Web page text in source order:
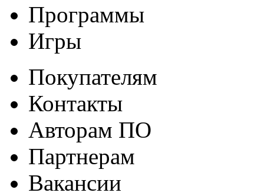
Программы
Игры
Покупателям
Контакты
Авторам ПО
Партнерам
Вакансии